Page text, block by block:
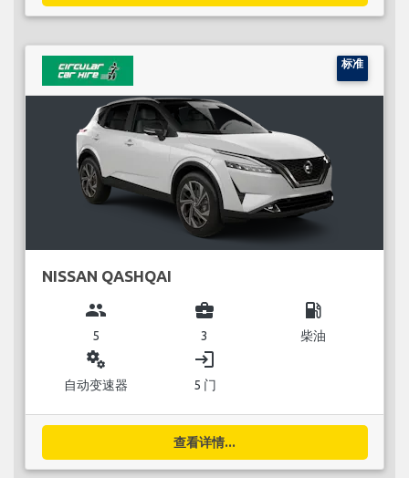
标准
NISSAN QASHQAI
group
5
business_center
3
local_gas_station
柴油
miscellaneous_services
自动变速器
login
5 门
查看详情...